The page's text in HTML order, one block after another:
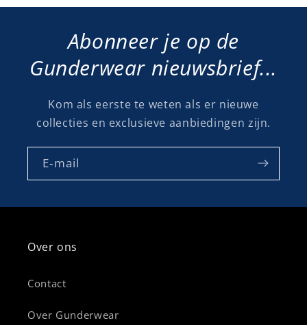
Abonneer je op de
Gunderwear nieuwsbrief...
Kom als eerste te weten als er nieuwe
collecties en exclusieve aanbiedingen zijn.
E‑mail
Over ons
Contact
Over Gunderwear